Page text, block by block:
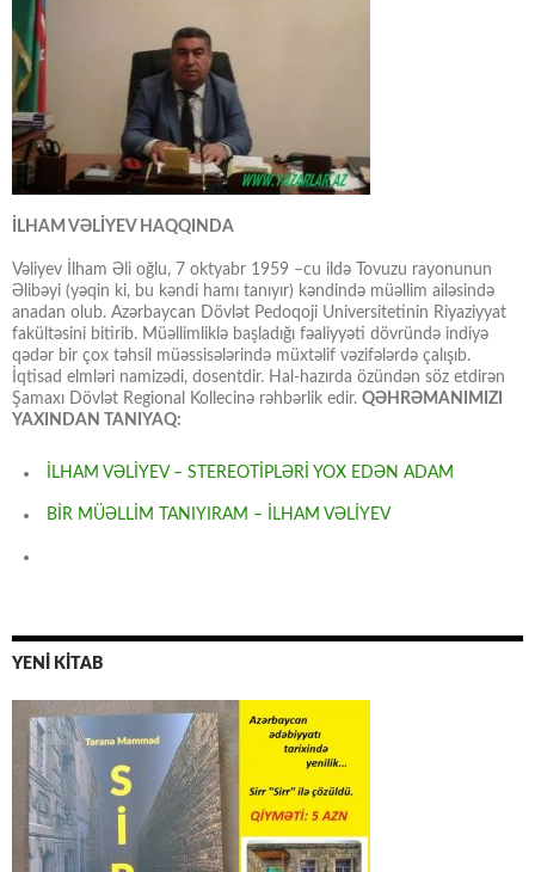
İLHAM VƏLİYEV HAQQINDA
Vəliyev İlham Əli oğlu, 7 oktyabr 1959 –cu ildə Tovuzu rayonunun
Əlibəyi (yəqin ki, bu kəndi hamı tanıyır) kəndində müəllim ailəsində
anadan olub. Azərbaycan Dövlət Pedoqoji Universitetinin Riyaziyyat
fakültəsini bitirib. Müəllimliklə başladığı fəaliyyəti dövründə indiyə
qədər bir çox təhsil müəssisələrində müxtəlif vəzifələrdə çalışıb.
İqtisad elmləri namizədi, dosentdir. Hal-hazırda özündən söz etdirən
Şamaxı Dövlət Regional Kollecinə rəhbərlik edir. QƏHRƏMANIMIZI
YAXINDAN TANIYAQ:
İLHAM VƏLİYEV – STEREOTİPLƏRİ YOX EDƏN ADAM
BİR MÜƏLLİM TANIYIRAM – İLHAM VƏLİYEV
YENİ KİTAB